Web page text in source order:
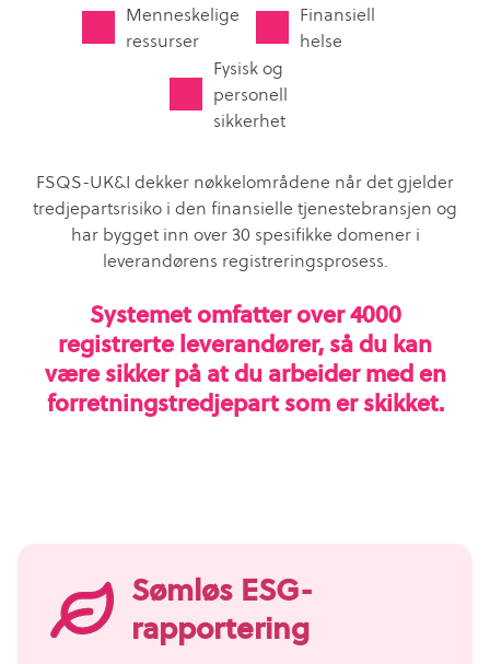
Menneskelige
ressurser
Finansiell
helse
Fysisk og
personell
sikkerhet
FSQS-UK&I dekker nøkkelområdene når det gjelder
tredjepartsrisiko i den finansielle tjenestebransjen og
har bygget inn over 30 spesifikke domener i
leverandørens registreringsprosess.
Systemet omfatter over 4000
registrerte leverandører, så du kan
være sikker på at du arbeider med en
forretningstredjepart som er skikket.
Sømløs ESG-
rapportering